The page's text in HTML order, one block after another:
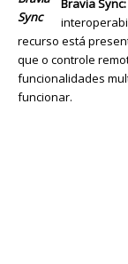
Sync
Bravia Sync:
recurso está
que o controle
funcionalidades
funcionar.